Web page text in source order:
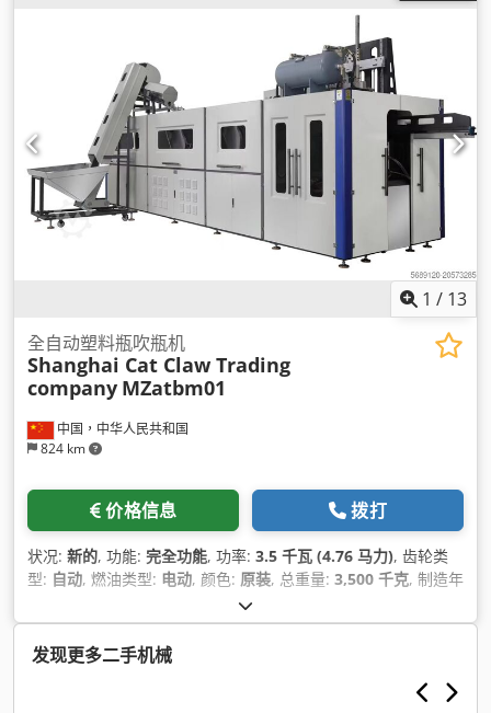
1 / 13
中国，中华人民共和国
824 km
全自动塑料瓶吹瓶机
Shanghai Cat Claw Trading
company MZatbm01
价格信息 拨打
状况: 新的, 功能: 完全功能, 功率: 3.5 千瓦 (4.76 马力), 齿轮类
型: 自动, 燃油类型: 电动, 颜色: 原装, 总重量: 3,500 千克, 制造年
, 机器/车辆编号:
标志,
发现更多二手机械